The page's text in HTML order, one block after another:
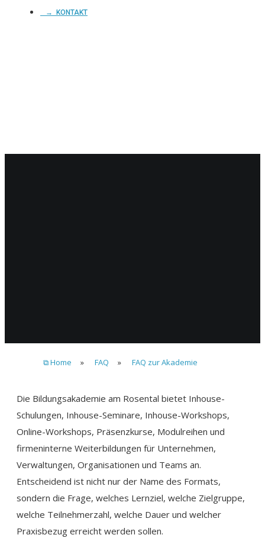
→ KONTAKT
⧉ Home » FAQ » FAQ zur Akademie
Die Bildungsakademie am Rosental bietet Inhouse-
Schulungen, Inhouse-Seminare, Inhouse-Workshops,
Online-Workshops, Präsenzkurse, Modulreihen und
firmeninterne Weiterbildungen für Unternehmen,
Verwaltungen, Organisationen und Teams an.
Entscheidend ist nicht nur der Name des Formats,
sondern die Frage, welches Lernziel, welche Zielgruppe,
welche Teilnehmerzahl, welche Dauer und welcher
Praxisbezug erreicht werden sollen.